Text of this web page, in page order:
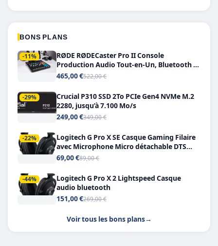
BONS PLANS
-11%
RØDE RØDECaster Pro II Console
Production Audio Tout-en-Un, Bluetooth et
Double USB-C
465,00 €522,00 €
-29%
Crucial P310 SSD 2To PCIe Gen4 NVMe M.2
2280, jusqu’à 7.100 Mo/s
249,00 €349,00 €
-22%
Logitech G Pro X SE Casque Gaming Filaire
avec Microphone Micro détachable DTS
Headphone X 7.1
69,00 €89,00 €
-44%
Logitech G Pro X 2 Lightspeed Casque
audio bluetooth
151,00 €269,00 €
Voir tous les bons plans→